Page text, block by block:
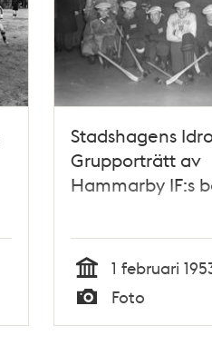
Stadshagens
Grupporträtt av
Hammarby IF:s
Tid
1 februari
Typ
Foto